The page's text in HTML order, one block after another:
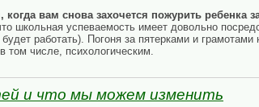
вам снова захочется пожурить ребенка
школьная успеваемость имеет довольно
работать). Погоня за пятерками и грамотами
числе, психологическим.
и что мы можем изменить